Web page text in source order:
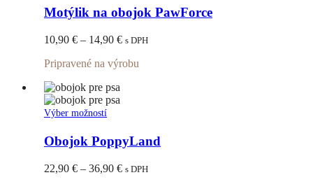
má
viacero
variantov.
Možnosti
si
môžete
vybrať
na
stránke
Motýlik na obojok PawForce
10,90 € – 14,90 €Price
10,90 €
s DPH
Pripravené na výrobu
Výber možnostíTento
má
viacero
variantov.
Možnosti
Obojok PoppyLand
22,90 € – 36,90 €Price
s DPH